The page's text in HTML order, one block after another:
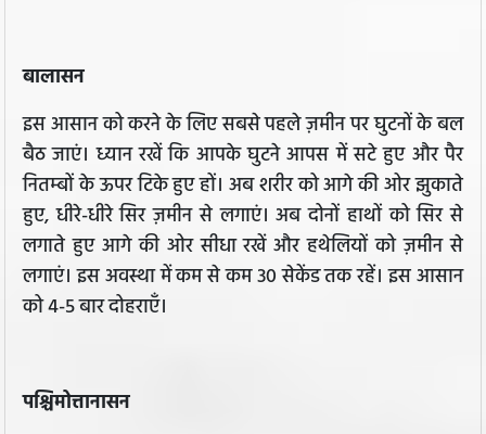
बालासन
इस आसान को करने के लिए सबसे पहले ज़मीन पर घुटनों के बल
बैठ जाएं। ध्यान रखें कि आपके घुटने आपस में सटे हुए और पैर
नितम्बों के ऊपर टिके हुए हों। अब शरीर को आगे की ओर झुकाते
हुए, धीरे-धीरे सिर ज़मीन से लगाएं। अब दोनों हाथों को सिर से
लगाते हुए आगे की ओर सीधा रखें और हथेलियों को ज़मीन से
लगाएं। इस अवस्था में कम से कम 30 सेकेंड तक रहें। इस आसान
को 4-5 बार दोहराएँ।
पश्चिमोत्तानासन